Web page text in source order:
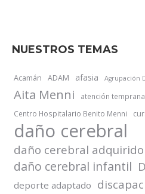
NUESTROS TEMAS
Acamán ADAM afasia Agrupación
Aita Menni atención temprana
Centro Hospitalario Benito Menni
daño cerebral
daño cerebral adquirido
daño cerebral infantil
deporte adaptado